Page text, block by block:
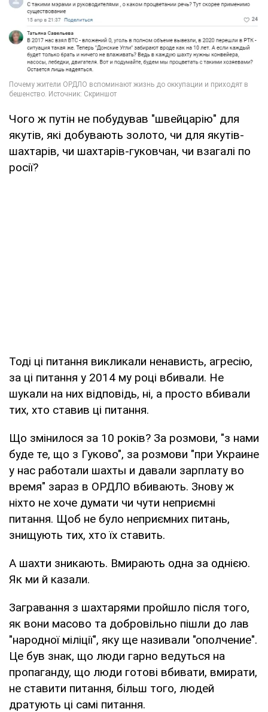
Чого ж путін не побудував "швейцарію" для
якутів, які добувають золото, чи для якутів-
шахтарів, чи шахтарів-гуковчан, чи взагалі по
росії?
Тоді ці питання викликали ненависть, агресію,
за ці питання у 2014 му році вбивали. Не
шукали на них відповідь, ні, а просто вбивали
тих, хто ставив ці питання.
Що змінилося за 10 років? За розмови, "з нами
буде те, що з Гуково", за розмови "при Украине
у нас работали шахты и давали зарплату во
время" зараз в ОРДЛО вбивають. Знову ж
ніхто не хоче думати чи чути неприємні
питання. Щоб не було неприємних питань,
знищують тих, хто їх ставить.
А шахти зникають. Вмирають одна за однією.
Як ми й казали.
Загравання з шахтарями пройшло після того,
як вони масово та добровільно пішли до лав
"народної міліції", яку ще називали "ополчение".
Це був знак, що люди гарно ведуться на
пропаганду, що люди готові вбивати, вмирати,
не ставити питання, більш того, людей
дратують ці самі питання.